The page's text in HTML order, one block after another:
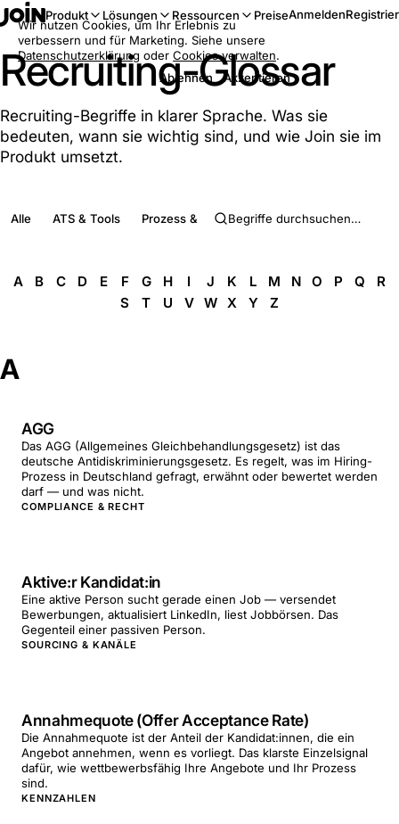
Produkt Lösungen Ressourcen PreiseAnmelden
Recruiting-Glossar
Recruiting-Begriffe in klarer Sprache. Was sie
bedeuten, wann sie wichtig sind, und wie Join sie im
Produkt umsetzt.
Alle ATS & Tools Prozess & Phasen Rollen & Menschen
A B C D E F G H I J K L M N O P Q
R
S
T U V W X Y Z
A
AGG
Das AGG (Allgemeines Gleichbehandlungsgesetz) ist das
deutsche Antidiskriminierungsgesetz. Es regelt, was im Hiring-
Prozess in Deutschland gefragt, erwähnt oder bewertet werden
darf — und was nicht.
COMPLIANCE & RECHT
Aktive:r Kandidat:in
Eine aktive Person sucht gerade einen Job — versendet
Bewerbungen, aktualisiert LinkedIn, liest Jobbörsen. Das
Gegenteil einer passiven Person.
SOURCING & KANÄLE
Annahmequote (Offer Acceptance Rate)
Die Annahmequote ist der Anteil der Kandidat:innen, die ein
Angebot annehmen, wenn es vorliegt. Das klarste Einzelsignal
dafür, wie wettbewerbsfähig Ihre Angebote und Ihr Prozess
sind.
KENNZAHLEN
Wir nutzen Cookies, um Ihr Erlebnis zu
verbessern und für Marketing. Siehe unsere
Datenschutzerklärung oder Cookies verwalten.
Ablehnen
Akzeptieren